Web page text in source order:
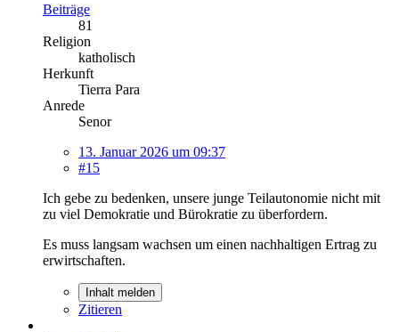
Beiträge
81
Religion
katholisch
Herkunft
Tierra Para
Anrede
Senor
13. Januar 2026 um 09:37
#15
Ich gebe zu bedenken, unsere junge Teilautonomie nicht mit
zu viel Demokratie und Bürokratie zu überfordern.
Es muss langsam wachsen um einen nachhaltigen Ertrag zu
erwirtschaften.
Inhalt melden
Zitieren